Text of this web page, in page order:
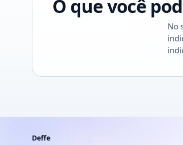
O que você
No
Deffe